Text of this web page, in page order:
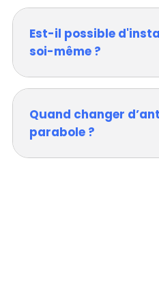
Est-il possible
soi-même ?
Quand changer
parabole ?